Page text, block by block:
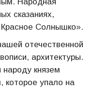
Народная
сказаниях,
Солнышко».
отечественной
архитектуры.
князем
которое упало на